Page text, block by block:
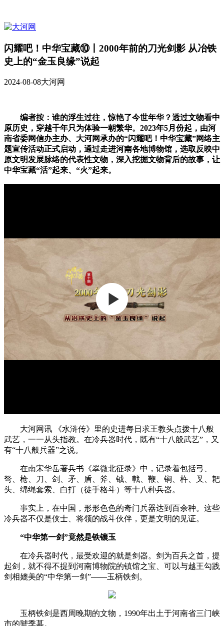
闪耀吧！中华宝藏⑩丨2000年前的刀光剑影 从冶铁
史上的“金玉良缘”说起
2024-08-08大河网
编者按：谁的浮生过往，惊艳了今世年华？透过文物看中
原历史，穿越千年只为体验一朝繁华。2023年5月份起，由河
南省委网信办主办、大河网承办的“闪耀吧！中华宝藏”网络主
题宣传活动正式启动，通过走进河南各地博物馆，选取反映中
原文明发展脉络的代表性文物，深入挖掘文物背后的故事，让
中华宝藏“活”起来、“火”起来。
大河网讯 《水浒传》里的史进每日求王教头点拨十八般
武艺，一一从头指教。在冷兵器时代，既有“十八般武艺”，又
有“十八般兵器”之说。
在南宋华岳著兵书《翠微北征录》中，记录着包括‌弓、
弩、枪、刀、剑、矛、盾、斧、钺、戟、鞭、锏、杵、叉、耙
头、绵绳套索、白打（徒手格斗）等十八种兵器。
事实上，在中国，形形色色的奇门兵器达到百余种。这些
冷兵器不仅是侠士、将领的战斗伙伴，更是文明的见证。
“中华第一剑”竟然是铁镶玉
在冷兵器时代，最受欢迎的就是剑器。剑为百兵之首，提
起剑，就不得不提到河南博物院的镇馆之宝、可以与越王勾践
剑相媲美的“中华第一剑”——玉柄铁剑。
玉柄铁剑是西周晚期的文物，1990年出土于河南省三门峡
市的虢季墓。